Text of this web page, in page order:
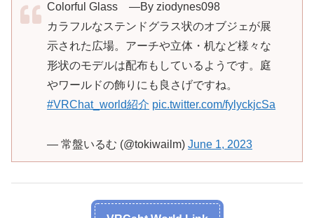
Colorful Glass ―By ziodynes098
カラフルなステンドグラス状のオブジェが展
示された広場。アーチや立体・机など様々な
形状のモデルは配布もしているようです。庭
やワールドの飾りにも良さげですね。
#VRChat_world紹介 pic.twitter.com/fylyckjcSa
— 常盤いるむ (@tokiwailm) June 1, 2023